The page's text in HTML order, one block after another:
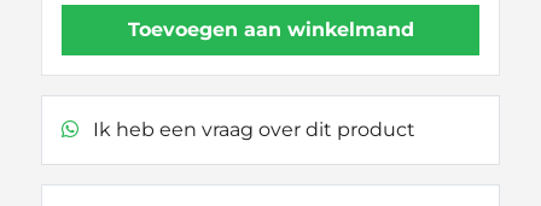
186045
Toevoegen aan winkelmand
Ik heb een vraag over dit product